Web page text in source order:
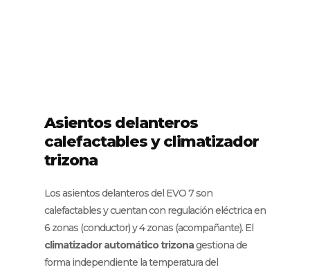
Asientos delanteros
calefactables y climatizador
trizona
Los asientos delanteros del EVO 7 son
calefactables y cuentan con regulación eléctrica en
6 zonas (conductor) y 4 zonas (acompañante). El
climatizador automático trizonagestiona de
forma independiente la temperatura del